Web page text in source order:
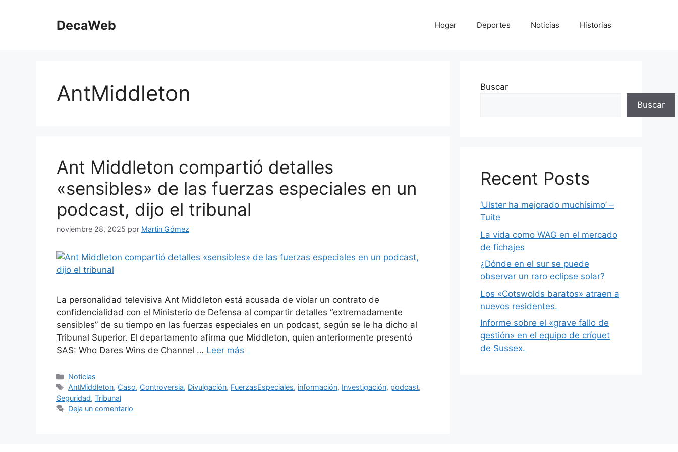
DecaWeb Hogar Deportes Noticias Historias
AntMiddleton
Ant Middleton compartió detalles
«sensibles» de las fuerzas especiales en un
podcast, dijo el tribunal
noviembre 28, 2025 por Martin Gómez
La personalidad televisiva Ant Middleton está acusada de violar un contrato de
confidencialidad con el Ministerio de Defensa al compartir detalles “extremadamente
sensibles” de su tiempo en las fuerzas especiales en un podcast, según se le ha dicho al
Tribunal Superior. El departamento afirma que Middleton, quien anteriormente presentó
SAS: Who Dares Wins de Channel … Leer más
Categorías
Noticias
Etiquetas
AntMiddleton, Caso, Controversia, Divulgación, FuerzasEspeciales, información, Investigación, podcast,
Seguridad, Tribunal
Deja un comentario
Buscar
Buscar
Recent Posts
‘Ulster ha mejorado muchísimo’ –
Tuite
La vida como WAG en el mercado
de fichajes
¿Dónde en el sur se puede
observar un raro eclipse solar?
Los «Cotswolds baratos» atraen a
nuevos residentes.
Informe sobre el «grave fallo de
gestión» en el equipo de críquet
de Sussex.